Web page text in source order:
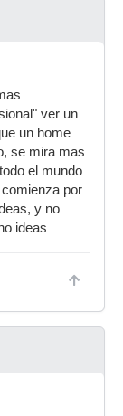
ver un
un home
se mira mas
el mundo
por
y no
ideas